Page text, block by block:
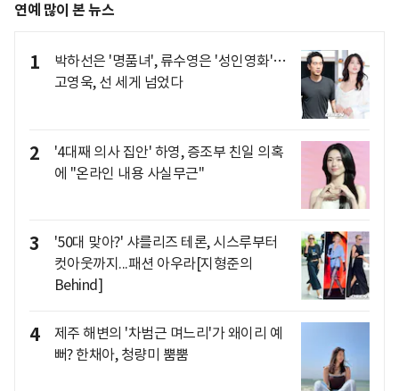
연예 많이 본 뉴스
1
박하선은 '명품녀', 류수영은 '성인영화'…
고영욱, 선 세게 넘었다
2
'4대째 의사 집안' 하영, 증조부 친일 의혹
에 "온라인 내용 사실무근"
3
'50대 맞아?' 샤를리즈 테론, 시스루부터
컷아웃까지...패션 아우라[지형준의
Behind]
4
제주 해변의 '차범근 며느리'가 왜이리 예
뻐? 한채아, 청량미 뿜뿜